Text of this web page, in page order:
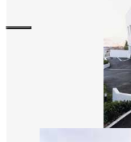
社員インタビ
数字から見え
募集要項・応